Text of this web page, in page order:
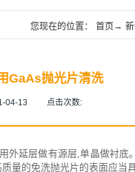
您现在的位置： 首页→
GaAs抛光片清洗
04-13 点击次数:
外延层做有源层,单晶做衬底
量的免洗抛光片的表面应当